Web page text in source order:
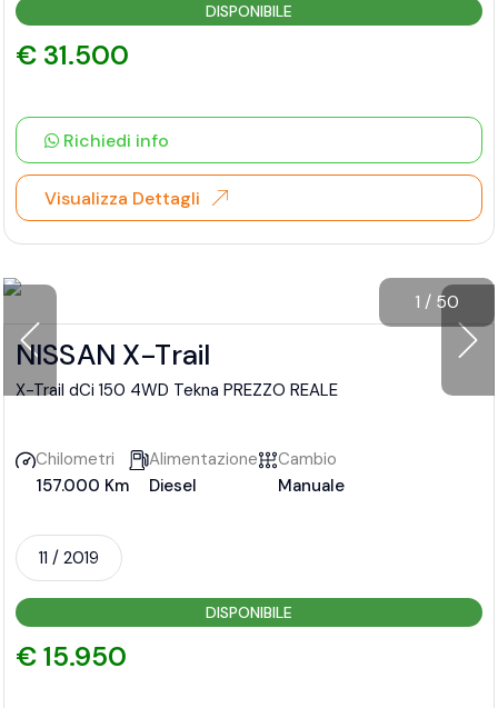
DISPONIBILE
€ 31.500
Richiedi info
Visualizza Dettagli
1 / 50
NISSAN X-Trail
X-Trail dCi 150 4WD Tekna PREZZO REALE
Chilometri
157.000 Km
Alimentazione
Diesel
Cambio
Manuale
11 / 2019
DISPONIBILE
€ 15.950